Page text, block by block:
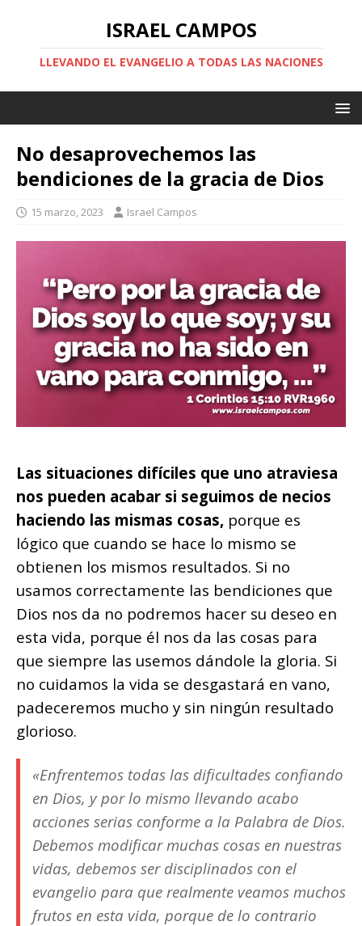
ISRAEL CAMPOS
LLEVANDO EL EVANGELIO A TODAS LAS NACIONES
No desaprovechemos las
bendiciones de la gracia de Dios
15 marzo, 2023 Israel Campos
Las situaciones difíciles que uno atraviesa
nos pueden acabar si seguimos de necios
haciendo las mismas cosas, porque es
lógico que cuando se hace lo mismo se
obtienen los mismos resultados. Si no
usamos correctamente las bendiciones que
Dios nos da no podremos hacer su deseo en
esta vida, porque él nos da las cosas para
que siempre las usemos dándole la gloria. Si
no cuidamos la vida se desgastará en vano,
padeceremos mucho y sin ningún resultado
glorioso.
«Enfrentemos todas las dificultades confiando
en Dios, y por lo mismo llevando acabo
acciones serias conforme a la Palabra de Dios.
Debemos modificar muchas cosas en nuestras
vidas, debemos ser disciplinados con el
evangelio para que realmente veamos muchos
frutos en esta vida, porque de lo contrario